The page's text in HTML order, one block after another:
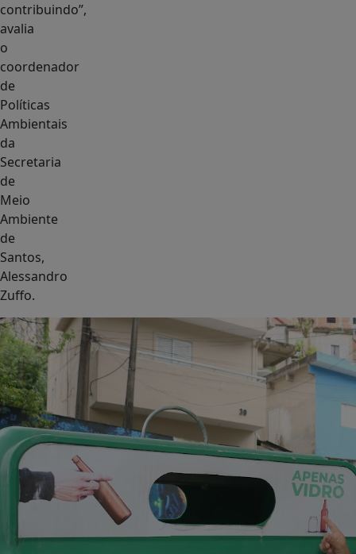
contribuindo”,
avalia
o
coordenador
de
Políticas
Ambientais
da
Secretaria
de
Meio
Ambiente
de
Santos,
Alessandro
Zuffo.